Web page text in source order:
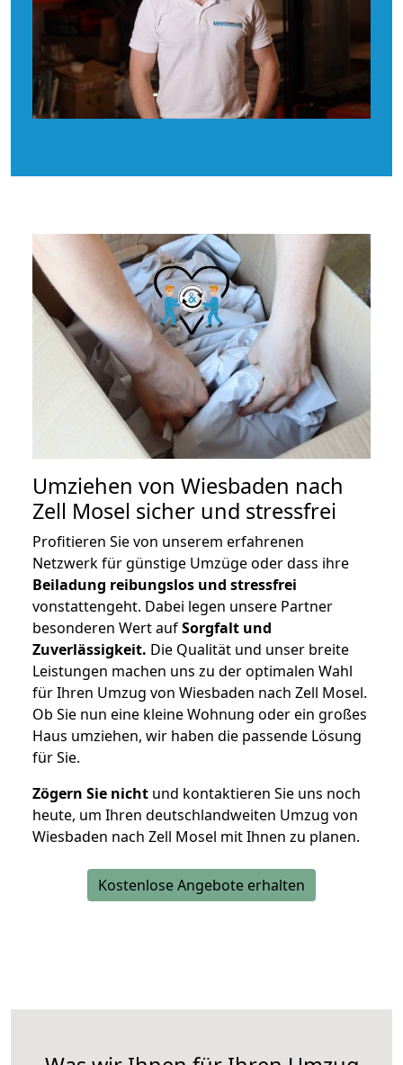
Umziehen von Wiesbaden nach
Zell Mosel sicher und stressfrei
Profitieren Sie von unserem erfahrenen
Netzwerk für günstige Umzüge oder dass ihre
Beiladung reibungslos und stressfrei
vonstattengeht. Dabei legen unsere Partner
besonderen Wert aufSorgfalt und
Zuverlässigkeit. Die Qualität und unser breite
Leistungen machen uns zu der optimalen Wahl
für Ihren Umzug von Wiesbaden nach Zell Mosel.
Ob Sie nun eine kleine Wohnung oder ein großes
Haus umziehen, wir haben die passende Lösung
für Sie.
Zögern Sie nicht und kontaktieren Sie uns noch
heute, um Ihren deutschlandweiten Umzug von
Wiesbaden nach Zell Mosel mit Ihnen zu planen.
Kostenlose Angebote erhalten